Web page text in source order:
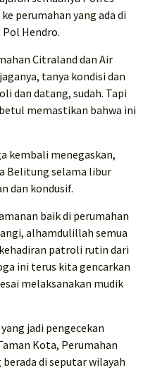
perumahan yang ada di
Hendro.
Citraland dan Air
tanya kondisi dan
dan datang, sudah. Tapi
memastikan bahwa ini
kembali menegaskan,
Belitung selama libur
dan kondusif.
baik di perumahan
alhamdulillah semua
patroli rutin dari
ini terus kita gencarkan
melaksanakan mudik
jadi pengecekan
Kota, Perumahan
di seputar wilayah